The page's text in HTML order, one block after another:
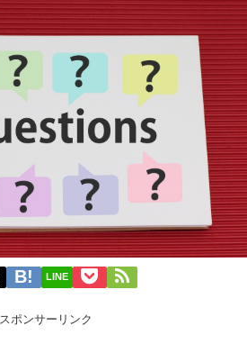
LINE
スポンサーリンク